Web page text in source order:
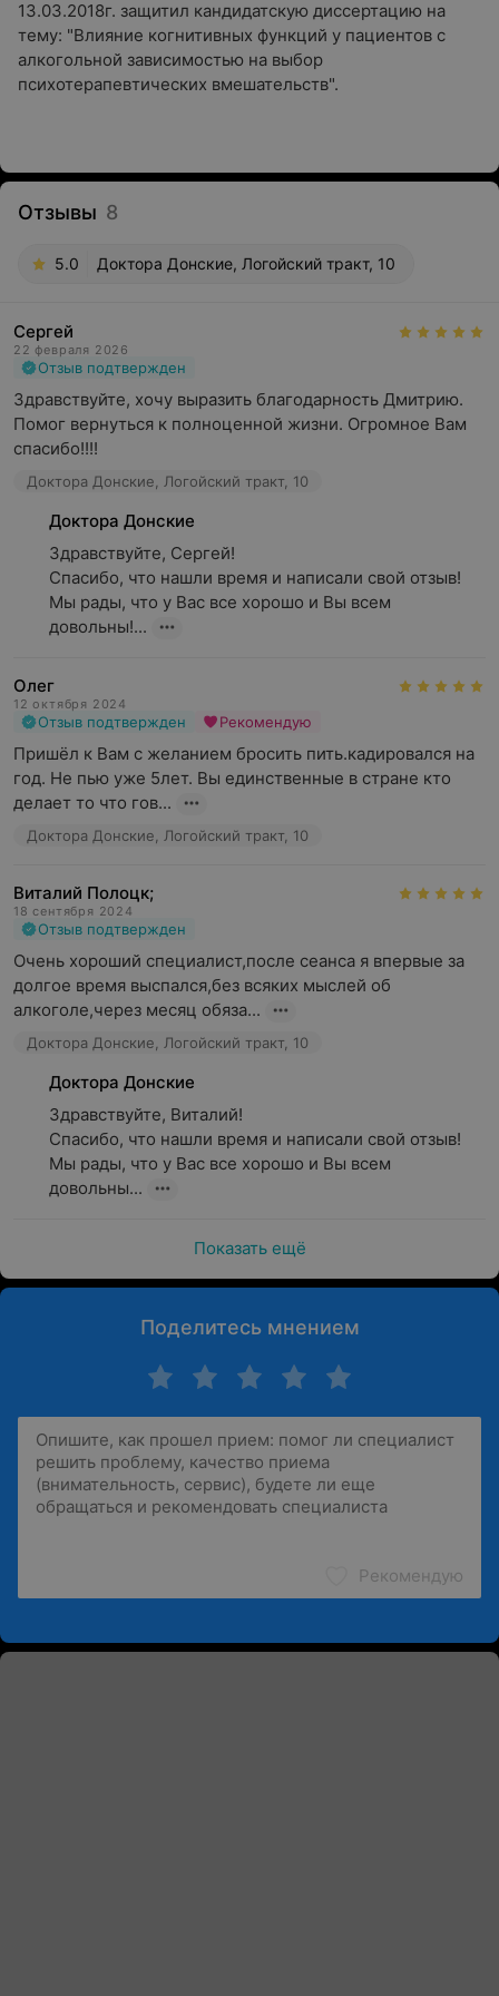
13.03.2018г. защитил кандидатскую диссертацию на
тему: "Влияние когнитивных функций у пациентов с
алкогольной зависимостью на выбор
психотерапевтических вмешательств".
Отзывы 8
5.0 Доктора Донские, Логойский тракт, 10
Сергей
22 февраля 2026
Отзыв подтвержден
Здравствуйте, хочу выразить благодарность Дмитрию.
Помог вернуться к полноценной жизни. Огромное Вам
спасибо!!!!
Доктора Донские, Логойский тракт, 10
Доктора Донские
Здравствуйте, Сергей!
Спасибо, что нашли время и написали свой отзыв!
Мы рады, что у Вас все хорошо и Вы всем
довольны!...
Олег
12 октября 2024
Отзыв подтвержден Рекомендую
Пришёл к Вам с желанием бросить пить.кадировался на
год. Не пью уже 5лет. Вы единственные в стране кто
делает то что гов...
Доктора Донские, Логойский тракт, 10
Виталий Полоцк;
18 сентября 2024
Отзыв подтвержден
Очень хороший специалист,после сеанса я впервые за
долгое время выспался,без всяких мыслей об
алкоголе,через месяц обяза...
Доктора Донские, Логойский тракт, 10
Доктора Донские
Здравствуйте, Виталий!
Спасибо, что нашли время и написали свой отзыв!
Мы рады, что у Вас все хорошо и Вы всем
довольны...
Показать ещё
Поделитесь мнением
Рекомендую